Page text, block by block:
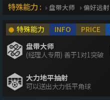
特殊能力 : 盘带大师 偏好远射
特殊能力 INFO PRICE
盘带大师
(经理人专用) 善于1对1突破
大力地平抽射
可以送出大力低平角球